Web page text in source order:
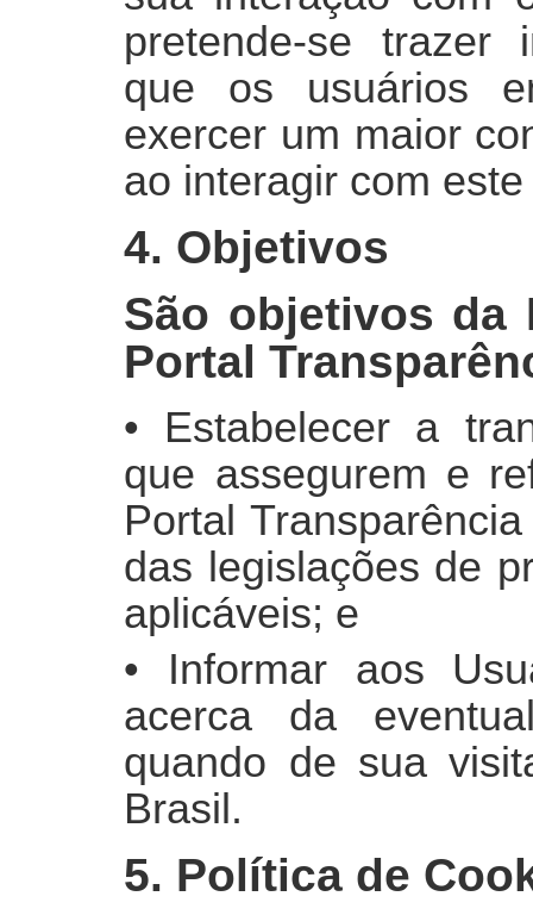
pretende-se trazer
que os usuários
exercer um maior
ao interagir com
4. Objetivos
São objetivos da
Portal
• Estabelecer a
que assegurem e
Portal
das legislações de
aplicáveis; e
• Informar aos
acerca da
quando de sua
Brasil.
5. Política de